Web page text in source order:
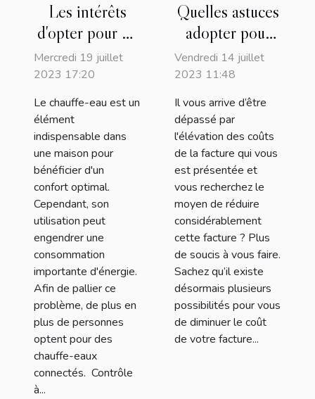
Les intérêts
d'opter pour un
chauffe-eau
connecté
Mercredi 19 juillet
2023 17:20
Le chauffe-eau est un
élément
indispensable dans
une maison pour
bénéficier d'un
confort optimal.
Cependant, son
utilisation peut
engendrer une
consommation
importante d'énergie.
Afin de pallier ce
problème, de plus en
plus de personnes
optent pour des
chauffe-eaux
connectés. Contrôle
à...
Quelles astuces
adopter pour
réduire sa
facture
d’électricité ?
Vendredi 14 juillet
2023 11:48
Il vous arrive d’être
dépassé par
l'élévation des coûts
de la facture qui vous
est présentée et
vous recherchez le
moyen de réduire
considérablement
cette facture ? Plus
de soucis à vous faire.
Sachez qu’il existe
désormais plusieurs
possibilités pour vous
de diminuer le coût
de votre facture...